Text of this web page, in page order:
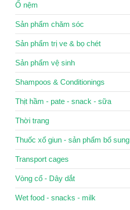
Ổ nệm
Sản phẩm chăm sóc
Sản phẩm trị ve & bọ chét
Sản phẩm vệ sinh
Shampoos & Conditionings
Thịt hầm - pate - snack - sữa
Thời trang
Thuốc xổ giun - sản phẩm bổ sung
Transport cages
Vòng cổ - Dây dắt
Wet food - snacks - milk